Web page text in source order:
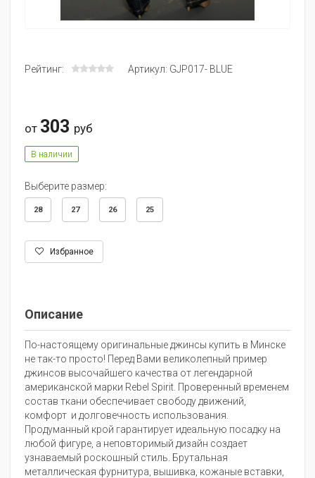
Рейтинг: Артикул: GJP017- BLUE
от 303 руб
В наличии
Выберите размер:
28 27 26 25
Избранное
Описание
По-настоящему оригинальные джинсы купить в Минске
не так-то просто! Перед Вами великолепный пример
джинсов высочайшего качества от легендарной
американской марки Rebel Spirit. Проверенный временем
состав ткани обеспечивает свободу движений,
комфорт и долговечность использования.
Продуманный крой гарантирует идеальную посадку на
любой фигуре, а неповторимый дизайн создает
узнаваемый роскошный стиль. Брутальная
металлическая фурнитура, вышивка, кожаные вставки,